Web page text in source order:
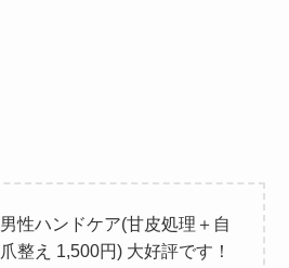
男性ハンドケア(甘皮処理＋自
爪整え 1,500円) 大好評です！